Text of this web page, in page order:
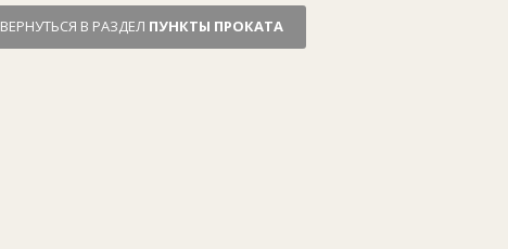
ВЕРНУТЬСЯ В РАЗДЕЛ ПУНКТЫ ПРОКАТА